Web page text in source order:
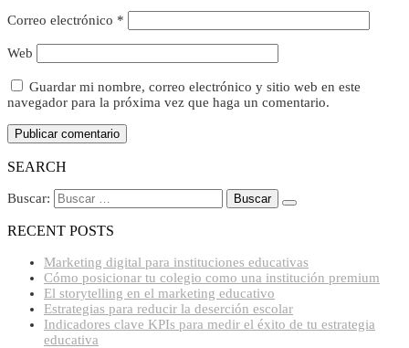
Correo electrónico *
Web
Guardar mi nombre, correo electrónico y sitio web en este
navegador para la próxima vez que haga un comentario.
SEARCH
Buscar:
RECENT POSTS
Marketing digital para instituciones educativas
Cómo posicionar tu colegio como una institución premium
El storytelling en el marketing educativo
Estrategias para reducir la deserción escolar
Indicadores clave KPIs para medir el éxito de tu estrategia
educativa